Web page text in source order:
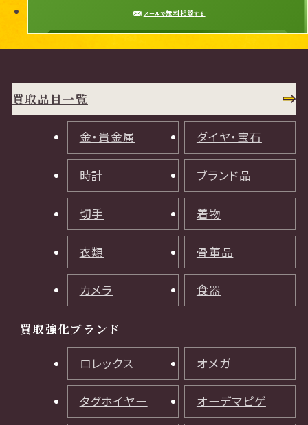
メールで無料相談する
買取品目一覧
金・貴金属 ダイヤ・宝石
時計 ブランド品
切手 着物
衣類 骨董品
カメラ 食器
買取強化ブランド
ロレックス オメガ
タグホイヤー オーデマピゲ